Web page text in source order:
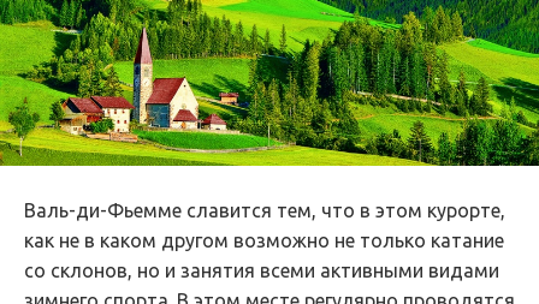
Валь-ди-Фьемме славится тем, что в этом курорте,
как не в каком другом возможно не только катание
со склонов, но и занятия всеми активными видами